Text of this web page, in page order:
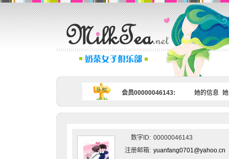
会员00000046143: 她的信息
数字ID: 00000046143
注册邮箱: yuanfang0701@yahoo.cn